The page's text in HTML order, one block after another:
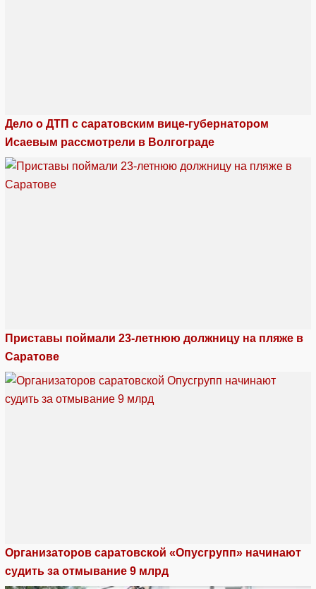
Дело о ДТП с саратовским вице-губернатором
Исаевым рассмотрели в Волгограде
Приставы поймали 23-летнюю должницу на пляже в
Саратове
Организаторов саратовской «Опусгрупп» начинают
судить за отмывание 9 млрд